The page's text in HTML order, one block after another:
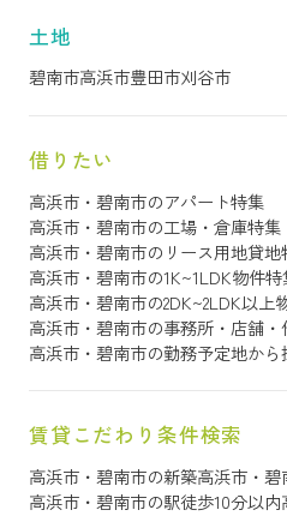
土地
碧南市高浜市豊田市刈谷市
借りたい
高浜市・碧南市のアパート特集
高浜市・碧南市の工場・倉庫特集
高浜市・碧南市のリース用地貸地
高浜市・碧南市の1K~1LDK物件特
高浜市・碧南市の2DK~2LDK以上
高浜市・碧南市の事務所・店舗
高浜市・碧南市の勤務予定地から
賃貸こだわり条件検索
高浜市・碧南市の新築高浜市・碧
高浜市・碧南市の駅徒歩10分以内